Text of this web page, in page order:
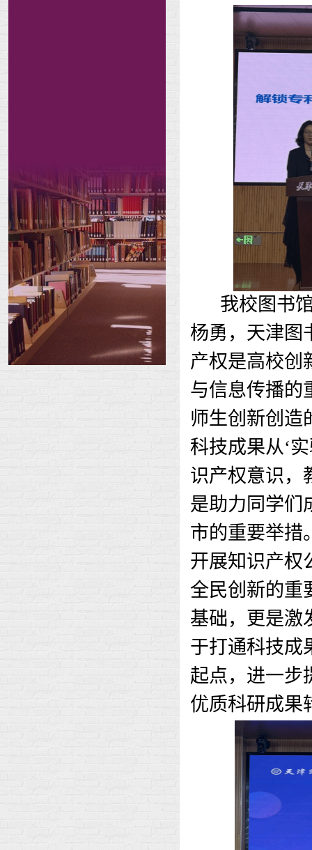
我校图书
杨勇，天津图
产权是高校创
与信息传播的
师生创新创造
科技成果从‘
识产权意识，
是助力同学们
市的重要举措
开展知识产权
全民创新的重
基础，更是激
于打通科技成
起点，进一步
优质科研成果